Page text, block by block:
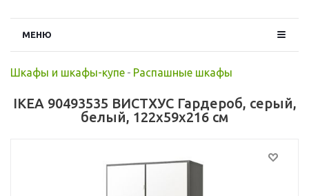
МЕНЮ
Шкафы и шкафы-купе - Распашные шкафы
IKEA 90493535 ВИСТХУС Гардероб, серый,
белый, 122x59x216 см